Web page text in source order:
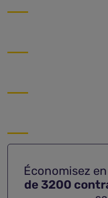
Économisez
de 3200